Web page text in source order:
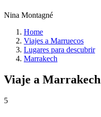
Nina Montagné
Home
Viajes a Marruecos
Lugares para descubrir
Marrakech
Viaje a Marrakech
5